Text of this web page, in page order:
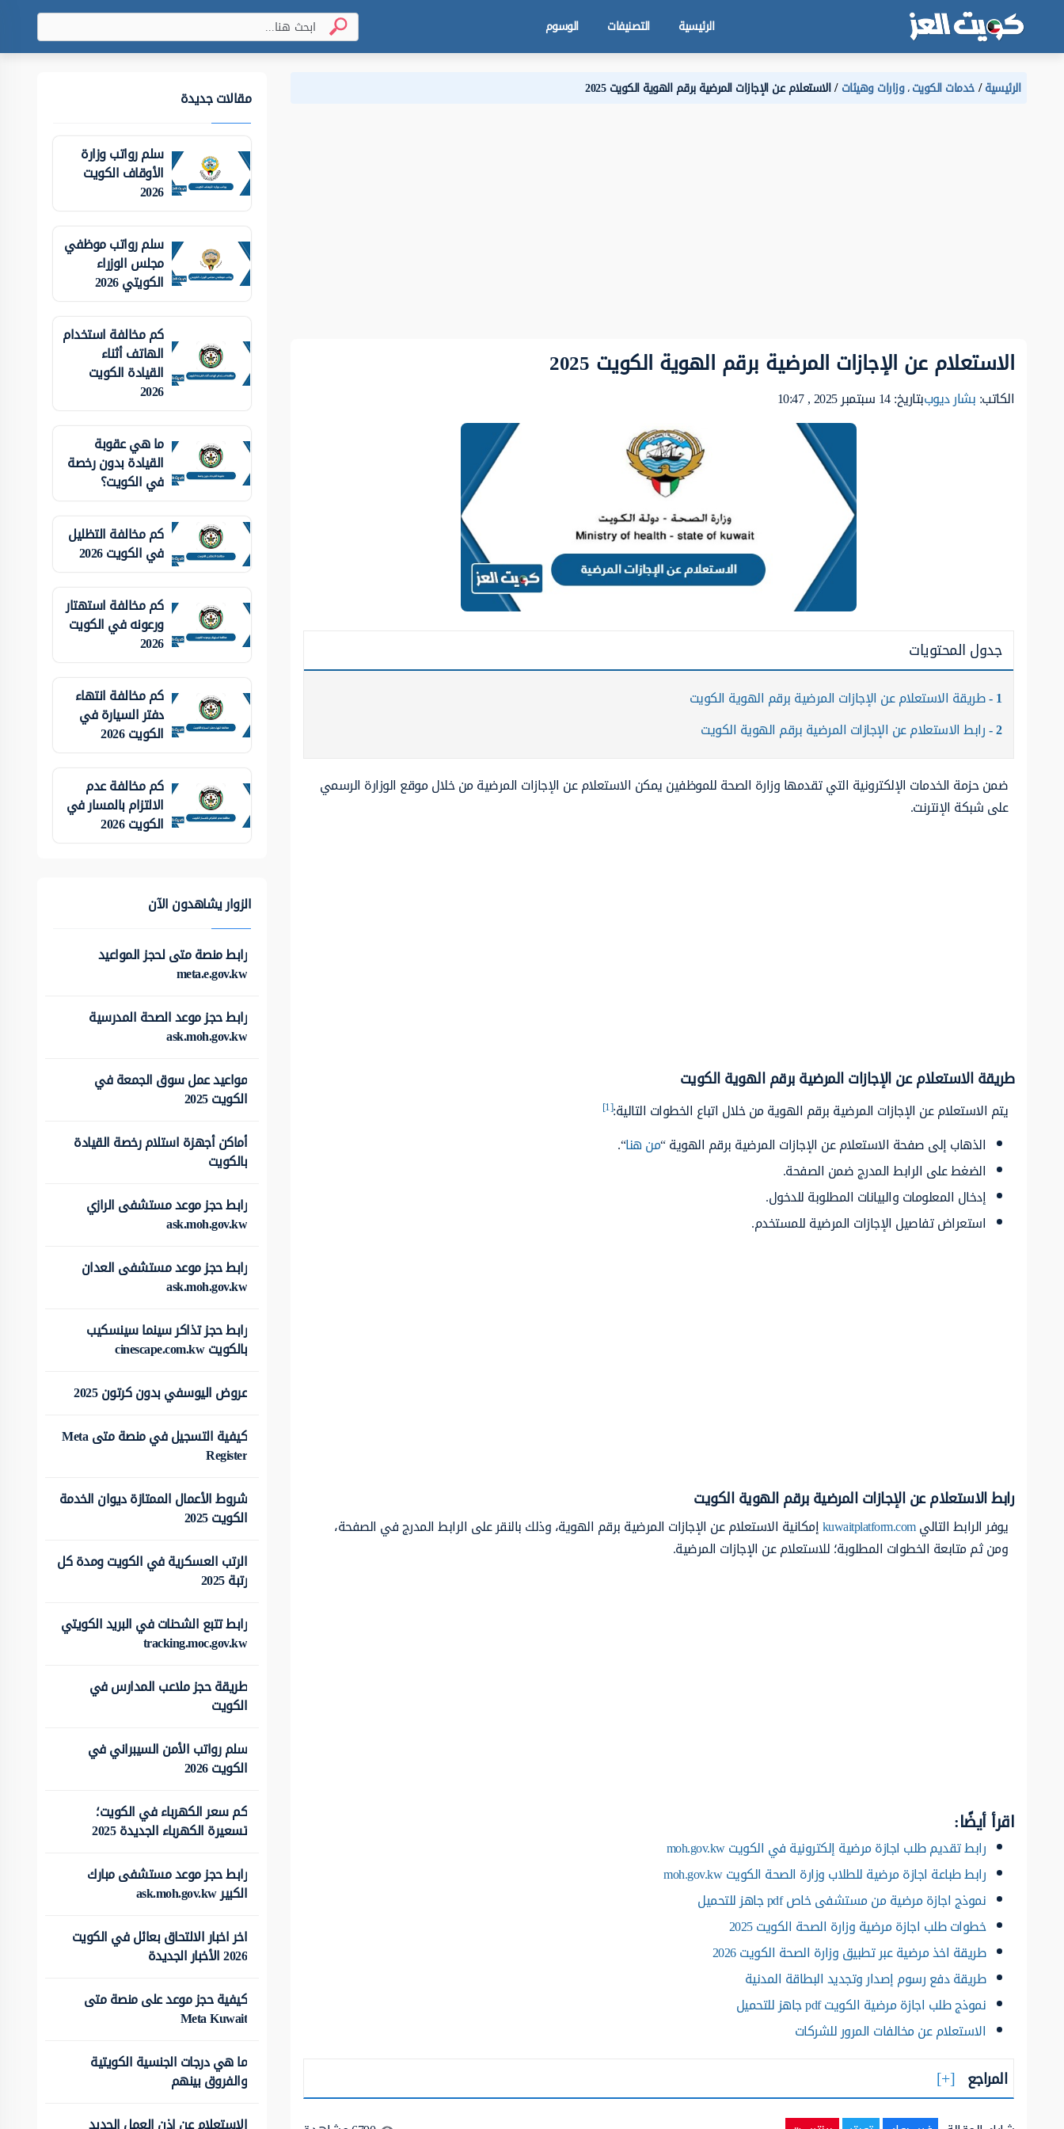
الرئيسية التصنيفات الوسوم
الرئيسية خدمات الكويت،وزارات وهيئات الاستعلام عن الإجازات المرضية برقم الهوية الكويت 2025
الاستعلام عن الإجازات المرضية برقم الهوية الكويت 2025
الكاتب:بشار ديوببتاريخ: 14 سبتمبر 2025 , 10:47
جدول المحتويات
1 طريقة الاستعلام عن الإجازات المرضية برقم الهوية الكويت
2 رابط الاستعلام عن الإجازات المرضية برقم الهوية الكويت
ضمن حزمة الخدمات الإلكترونية التي تقدمها وزارة الصحة للموظفين يمكن الاستعلام عن الإجازات المرضية من خلال موقع الوزارة الرسمي
على شبكة الإنترنت.
طريقة الاستعلام عن الإجازات المرضية برقم الهوية الكويت
يتم الاستعلام عن الإجازات المرضية برقم الهوية من خلال اتباع الخطوات التالية:[1]
الذهاب إلى صفحة الاستعلام عن الإجازات المرضية برقم الهوية “من هنا“.
الضغط على الرابط المدرج ضمن الصفحة.
إدخال المعلومات والبيانات المطلوبة للدخول.
استعراض تفاصيل الإجازات المرضية للمستخدم.
رابط الاستعلام عن الإجازات المرضية برقم الهوية الكويت
يوفر الرابط التاليkuwaitplatform.comإمكانية الاستعلام عن الإجازات المرضية برقم الهوية، وذلك بالنقر على الرابط المدرج في الصفحة،
ومن ثم متابعة الخطوات المطلوبة؛ للاستعلام عن الإجازات المرضية.
اقرأ أيضًا:
رابط تقديم طلب اجازة مرضية إلكترونية في الكويت moh.gov.kw
رابط طباعة اجازة مرضية للطلاب وزارة الصحة الكويت moh.gov.kw
نموذج اجازة مرضية من مستشفى خاص pdf جاهز للتحميل
خطوات طلب اجازة مرضية وزارة الصحة الكويت 2025
طريقة اخذ مرضية عبر تطبيق وزارة الصحة الكويت 2026
طريقة دفع رسوم إصدار وتجديد البطاقة المدنية
نموذج طلب اجازة مرضية الكويت pdf جاهز للتحميل
الاستعلام عن مخالفات المرور للشركات
المراجع
مقالات جديدة
سلم رواتب وزارة
الأوقاف الكويت
2026
سلم رواتب موظفي
مجلس الوزراء
الكويتي 2026
كم مخالفة استخدام
الهاتف أثناء
القيادة الكويت
2026
ما هي عقوبة
القيادة بدون رخصة
في الكويت؟
كم مخالفة التظليل
في الكويت 2026
كم مخالفة استهتار
ورعونه في الكويت
2026
كم مخالفة انتهاء
دفتر السيارة في
الكويت 2026
كم مخالفة عدم
الالتزام بالمسار في
الكويت 2026
الزوار يشاهدون الآن
رابط منصة متى لحجز المواعيد
meta.e.gov.kw
رابط حجز موعد الصحة المدرسية
ask.moh.gov.kw
مواعيد عمل سوق الجمعة في
الكويت 2025
أماكن أجهزة استلام رخصة القيادة
بالكويت
رابط حجز موعد مستشفى الرازي
ask.moh.gov.kw
رابط حجز موعد مستشفى العدان
ask.moh.gov.kw
رابط حجز تذاكر سينما سينسكيب
بالكويت cinescape.com.kw
عروض اليوسفي بدون كرتون 2025
كيفية التسجيل في منصة متى Meta
Register
شروط الأعمال الممتازة ديوان الخدمة
الكويت 2025
الرتب العسكرية في الكويت ومدة كل
رتبة 2025
رابط تتبع الشحنات في البريد الكويتي
tracking.moc.gov.kw
طريقة حجز ملاعب المدارس في
الكويت
سلم رواتب الأمن السيبراني في
الكويت 2026
كم سعر الكهرباء في الكويت؛
تسعيرة الكهرباء الجديدة 2025
رابط حجز موعد مستشفى مبارك
الكبير ask.moh.gov.kw
اخر اخبار الالتحاق بعائل في الكويت
2026 الأخبار الجديدة
كيفية حجز موعد على منصة متى
Meta Kuwait
ما هي درجات الجنسية الكويتية
والفروق بينهم